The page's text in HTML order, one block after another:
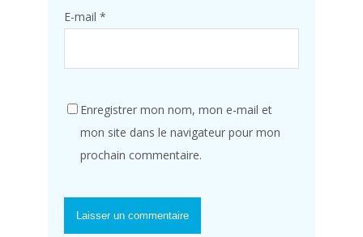
E-mail *
Enregistrer mon nom, mon e-mail et
mon site dans le navigateur pour mon
prochain commentaire.